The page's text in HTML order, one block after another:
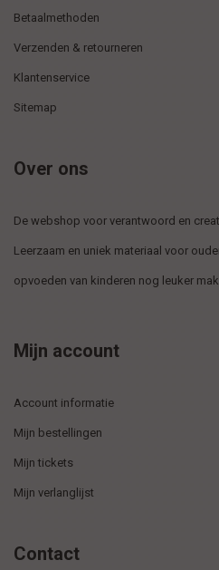
Betaalmethoden
Verzenden & retourneren
Klantenservice
Sitemap
Over ons
De webshop voor verantwoord en
Leerzaam en uniek materiaal voor
opvoeden van kinderen nog leuker
Mijn account
Account informatie
Mijn bestellingen
Mijn tickets
Mijn verlanglijst
Contact